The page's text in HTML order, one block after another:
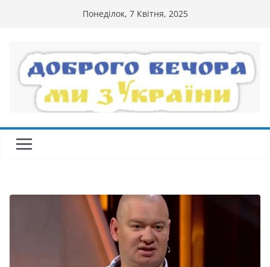
Понеділок, 7 Квітня, 2025